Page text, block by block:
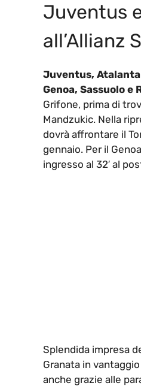
Juventus
all’Allianz
Juventus, Atalanta
Genoa, Sassuolo e
Grifone, prima di
Mandzukic. Nella
dovrà affrontare il
gennaio. Per il
ingresso al 32′ al
Splendida impresa
Granata in
anche grazie alle